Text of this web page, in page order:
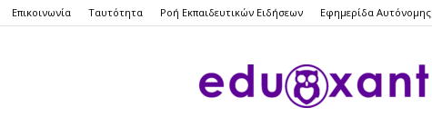
Επικοινωνία Ταυτότητα Ροή Εκπαιδευτικών Ειδήσεων Εφημερίδα